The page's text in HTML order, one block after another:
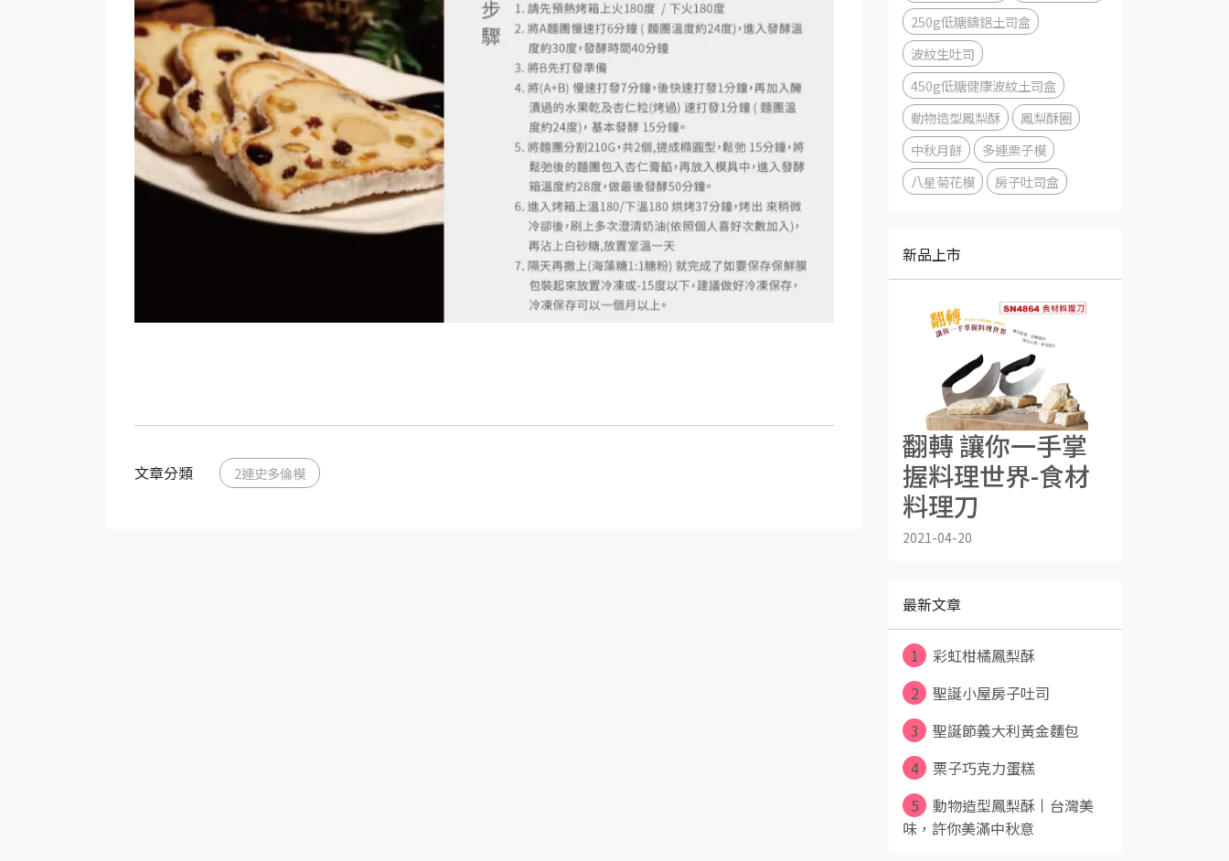
文章分類 2連史多倫模
250g低糖鑄鋁土司盒
波紋生吐司
450g低糖健康波紋土司盒
動物造型鳳梨酥
鳳梨酥圈
中秋月餅
多連栗子模
八星菊花模
房子吐司盒
新品上市
翻轉 讓你一手掌
握料理世界-食材
料理刀
2021-04-20
最新文章
1
彩虹柑橘鳳梨酥
2
聖誕小屋房子吐司
3
聖誕節義大利黃金麵包
4
栗子巧克力蛋糕
5
動物造型鳳梨酥丨台灣美
味，許你美滿中秋意